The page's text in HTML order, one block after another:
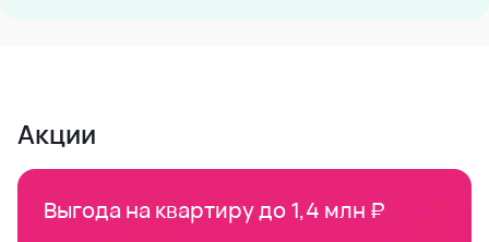
Акции
Выгода на квартиру до 1,4 млн ₽